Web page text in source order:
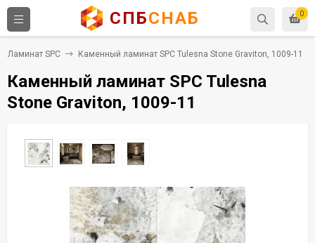
0
СПБСНАБ
Ламинат SPC Каменный ламинат SPC Tulesna Stone Graviton, 1009-11
Каменный ламинат SPC Tulesna
Stone Graviton, 1009-11